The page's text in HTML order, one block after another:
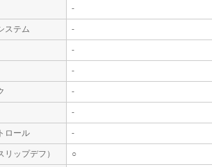
-
ステム -
-
-
-
-
ロール -
ップデフ） ○